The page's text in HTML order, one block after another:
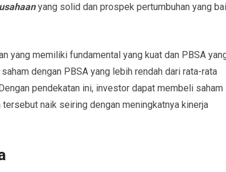
yang solid dan prospek pertumbuhan yang
yang memiliki fundamental yang kuat dan PBSA
dengan PBSA yang lebih rendah dari rata-rata
pendekatan ini, investor dapat membeli saham
naik seiring dengan meningkatnya kinerja